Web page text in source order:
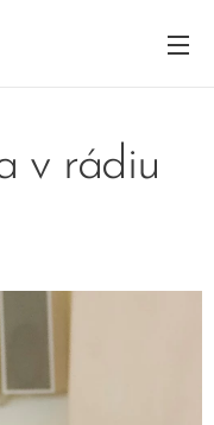
v rádiu